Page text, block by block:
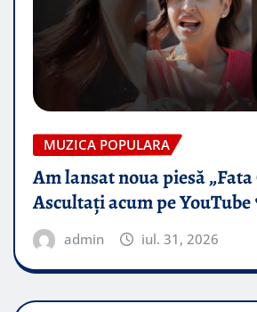
MUZICA POPULARA
Am lansat noua piesă
Ascultați acum pe YouTube
admin iul. 31, 2026